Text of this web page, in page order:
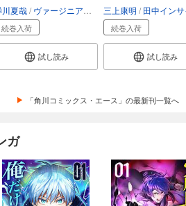
川夏哉 ヴァージニア二等兵 転
続巻入荷
試し読み
三上康明 田中インサイ
続巻入荷
試し読み
「角川コミックス・エース」の最新刊一覧へ
ガ